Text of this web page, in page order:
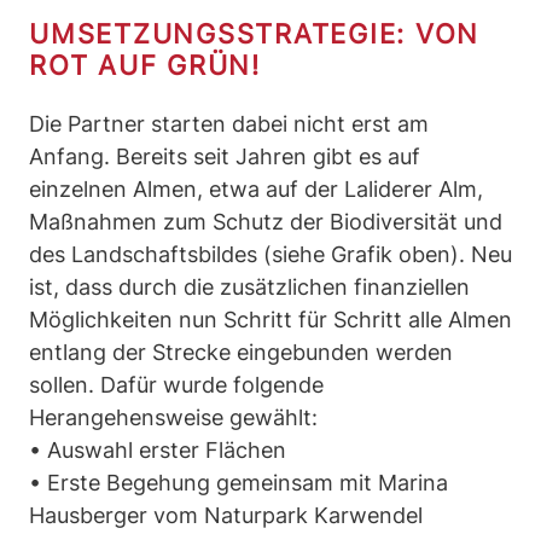
UMSETZUNGSSTRATEGIE: VON
ROT AUF GRÜN!
Die Partner starten dabei nicht erst am
Anfang. Bereits seit Jahren gibt es auf
einzelnen Almen, etwa auf der Laliderer Alm,
Maßnahmen zum Schutz der Biodiversität und
des Landschaftsbildes (siehe Grafik oben). Neu
ist, dass durch die zusätzlichen finanziellen
Möglichkeiten nun Schritt für Schritt alle Almen
entlang der Strecke eingebunden werden
sollen. Dafür wurde folgende
Herangehensweise gewählt:
• Auswahl erster Flächen
• Erste Begehung gemeinsam mit Marina
Hausberger vom Naturpark Karwendel